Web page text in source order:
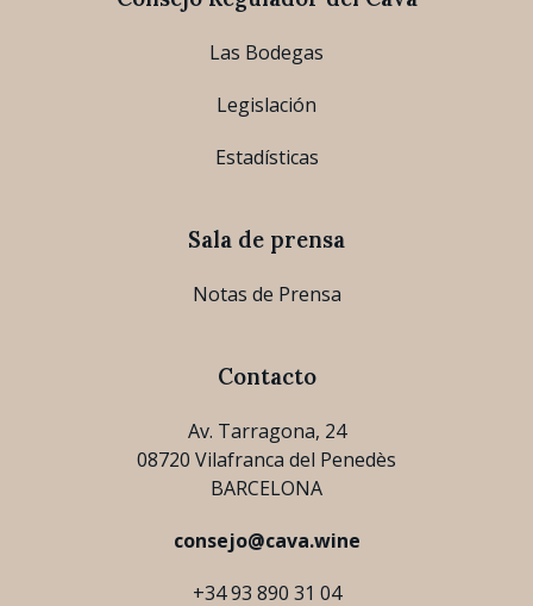
Las Bodegas
Legislación
Estadísticas
Sala de prensa
Notas de Prensa
Contacto
Av. Tarragona, 24
08720 Vilafranca del Penedès
BARCELONA
consejo@cava.wine
+34 93 890 31 04